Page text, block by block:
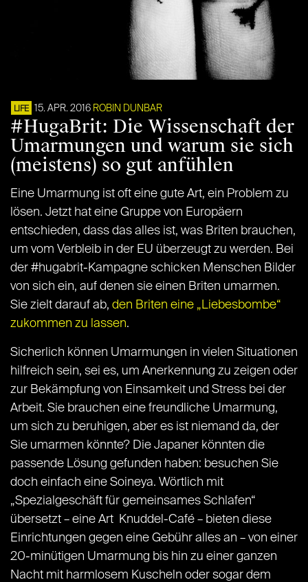
LIFE 15. APR. 2016 ROBIN DUNBAR
#HugaBrit: Die Wissenschaft der
Umarmungen und warum sie sich
(meistens) so gut anfühlen
Eine Umarmung ist oft eine gute Art, ein Problem zu
lösen. Jetzt hat eine Gruppe von Europäern
entschieden, dass das alles ist, was Briten brauchen,
um vom Verbleib in der EU überzeugt zu werden. Bei
der #hugabrit-Kampagne schicken Menschen Bilder
von sich ein, auf denen sie einen Briten umarmen.
Sie zielt darauf ab, den Briten eine „Liebesbombe“
zukommen zu lassen.
Sicherlich können Umarmungen in vielen Situationen
hilfreich sein, sei es, um Anerkennung zu zeigen oder
zur Bekämpfung von Einsamkeit und Stress bei der
Arbeit. Sie brauchen eine freundliche Umarmung,
um sich zu beruhigen, aber es ist niemand da, der
Sie umarmen könnte? Die Japaner könnten die
passende Lösung gefunden haben: besuchen Sie
doch einfach eine Soineya. Wörtlich mit
„Spezialgeschäft für gemeinsames Schlafen“
übersetzt – eine Art Knuddel-Café – bieten diese
Einrichtungen gegen eine Gebühr alles an – von einer
20-minütigen Umarmung bis hin zu einer ganzen
Nacht mit harmlosem Kuscheln oder sogar dem